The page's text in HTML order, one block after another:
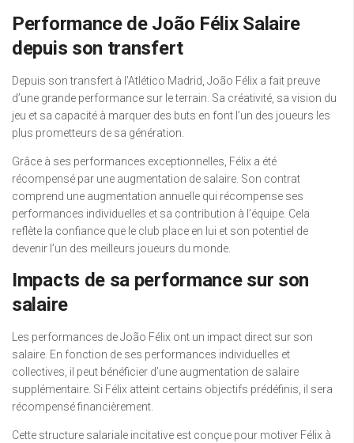
Performance de João Félix Salaire
depuis son transfert
Depuis son transfert à l’Atlético Madrid, João Félix a fait preuve
d’une grande performance sur le terrain. Sa créativité, sa vision du
jeu et sa capacité à marquer des buts en font l’un des joueurs les
plus prometteurs de sa génération.
Grâce à ses performances exceptionnelles, Félix a été
récompensé par une augmentation de salaire. Son contrat
comprend une augmentation annuelle qui récompense ses
performances individuelles et sa contribution à l’équipe. Cela
reflète la confiance que le club place en lui et son potentiel de
devenir l’un des meilleurs joueurs du monde.
Impacts de sa performance sur son
salaire
Les performances de João Félix ont un impact direct sur son
salaire. En fonction de ses performances individuelles et
collectives, il peut bénéficier d’une augmentation de salaire
supplémentaire. Si Félix atteint certains objectifs prédéfinis, il sera
récompensé financièrement.
Cette structure salariale incitative est conçue pour motiver Félix à